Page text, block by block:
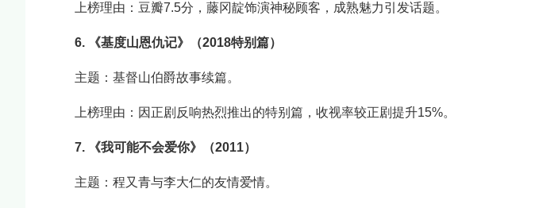
上榜理由：豆瓣7.5分，藤冈靛饰演神秘顾客，成熟魅力引发话题。
6. 《基度山恩仇记》（2018特别篇）
主题：基督山伯爵故事续篇。
上榜理由：因正剧反响热烈推出的特别篇，收视率较正剧提升15%。
7. 《我可能不会爱你》（2011）
主题：程又青与李大仁的友情爱情。